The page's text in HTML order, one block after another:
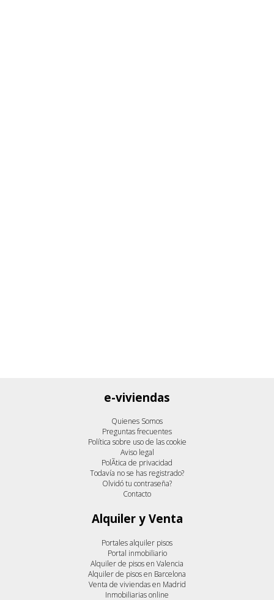
e-viviendas
Quienes Somos
Preguntas frecuentes
Política sobre uso de las cookie
Aviso legal
PolÃ­tica de privacidad
Todavía no se has registrado?
Olvidó tu contraseña?
Contacto
Alquiler y Venta
Portales alquiler pisos
Portal inmobiliario
Alquiler de pisos en Valencia
Alquiler de pisos en Barcelona
Venta de viviendas en Madrid
Inmobiliarias online